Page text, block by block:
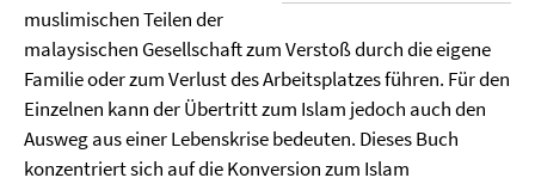
muslimischen Teilen der
malaysischen Gesellschaft zum Verstoß durch die eigene
Familie oder zum Verlust des Arbeitsplatzes führen. Für den
Einzelnen kann der Übertritt zum Islam jedoch auch den
Ausweg aus einer Lebenskrise bedeuten. Dieses Buch
konzentriert sich auf die Konversion zum Islam